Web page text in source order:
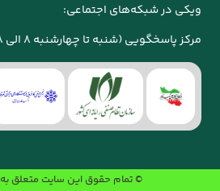
ویکی در شبکه‌های اجتماعی:
مرکز پاسخگویی (شنبه تا چهارشنبه 8 الی 18):
© تمام حقوق این سایت متعلق به